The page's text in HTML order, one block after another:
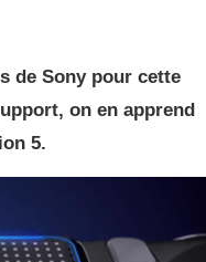
de Sony pour cette
on en apprend
5.